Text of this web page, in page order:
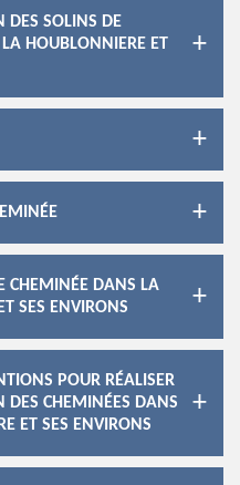
DES SOLINS DE
HOUBLONNIERE ET
CHEMINÉE DANS LA
SES ENVIRONS
POUR RÉALISER
DES CHEMINÉES DANS
ET SES ENVIRONS